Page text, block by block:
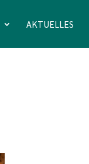
AKTUELLES